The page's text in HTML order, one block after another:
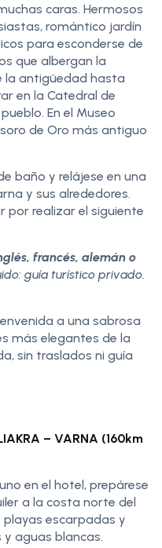
caras. Hermosos
romántico jardín
para esconderse de
que albergan la
la antigüedad hasta
en la Catedral de
En el Museo
de Oro más antiguo
baño y relájese en una
y sus alrededores.
realizar el siguiente
francés, alemán o
guía turístico privado.
a una sabrosa
más elegantes de la
sin traslados ni guía
– VARNA (160km
en el hotel, prepárese
a la costa norte del
playas escarpadas y
aguas blancas.